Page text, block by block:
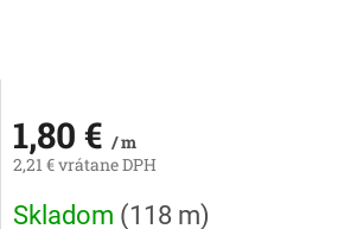
1,80 € / m
2,21 € vrátane DPH
Jednotková
Skladom (118 m)